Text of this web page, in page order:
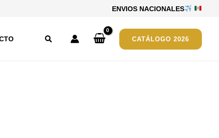
ENVIOS NACIONALES
Buscar CATÁLOGO 2026